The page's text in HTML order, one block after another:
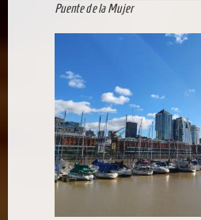
Puente de la Mujer